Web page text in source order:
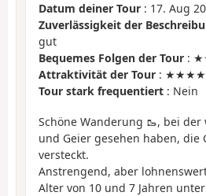
Datum deiner Tour : 17. Aug
Zuverlässigkeit der
gut
Bequemes Folgen der Tour :
Attraktivität der Tour :
Tour stark frequentiert : Nein
Schöne Wanderung 🥾, bei
und Geier gesehen haben, die
versteckt.
Anstrengend, aber
Alter von 10 und 7 Jahren